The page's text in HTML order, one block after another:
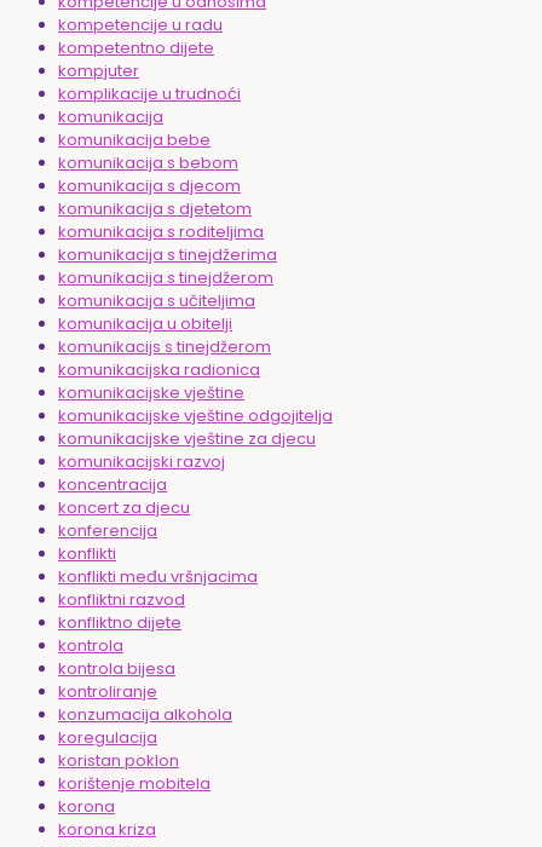
kompetencije u radu
kompetentno dijete
kompjuter
komplikacije u trudnoći
komunikacija
komunikacija bebe
komunikacija s bebom
komunikacija s djecom
komunikacija s djetetom
komunikacija s roditeljima
komunikacija s tinejdžerima
komunikacija s tinejdžerom
komunikacija s učiteljima
komunikacija u obitelji
komunikacijs s tinejdžerom
komunikacijska radionica
komunikacijske vještine
komunikacijske vještine odgojitelja
komunikacijske vještine za djecu
komunikacijski razvoj
koncentracija
koncert za djecu
konferencija
konflikti
konflikti među vršnjacima
konfliktni razvod
konfliktno dijete
kontrola
kontrola bijesa
kontroliranje
konzumacija alkohola
koregulacija
koristan poklon
korištenje mobitela
korona
korona kriza